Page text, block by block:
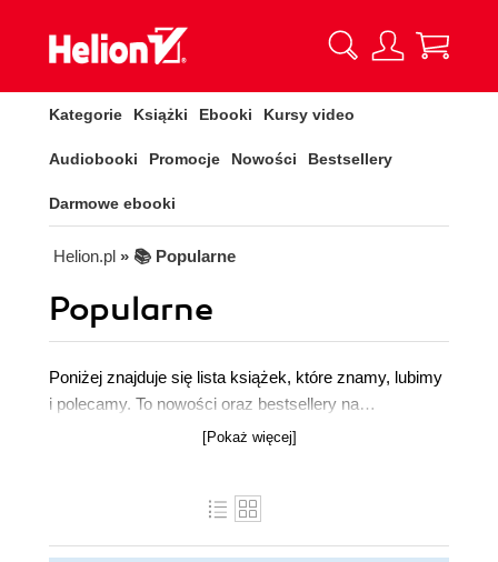
Kategorie Książki Ebooki Kursy video
Audiobooki Promocje Nowości Bestsellery
Darmowe ebooki
Helion.pl » 📚 Popularne
Popularne
Poniżej znajduje się lista książek, które znamy, lubimy
i polecamy. To nowości oraz bestsellery na
najwyższym poziomie. Sprawdź je wszystkie, a z
[Pokaż więcej]